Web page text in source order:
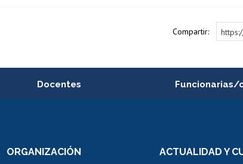
Compartir:
Docentes
Perfeccionamiento
Funcionarias/
Portal de
ORGANIZACIÓN ACTUALIDAD Y